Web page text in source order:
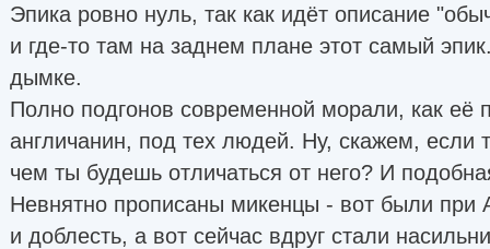
Эпика ровно нуль, так как идёт описание
и где-то там на заднем плане этот самый
дымке.
Полно подгонов современной морали, как её
англичанин, под тех людей. Ну, скажем, если
чем ты будешь отличаться от него? И
Невнятно прописаны микенцы - вот были при
и доблесть, а вот сейчас вдруг стали